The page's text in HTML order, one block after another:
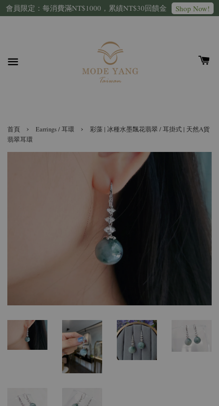
會員限定：每消費滿NT$1000，累績NT$30回饋金 Shop Now!
首頁 › Earrings / 耳環 ›
彩藻 | 冰種水墨飄花翡翠 / 耳掛式 | 天然A貨
翡翠耳環